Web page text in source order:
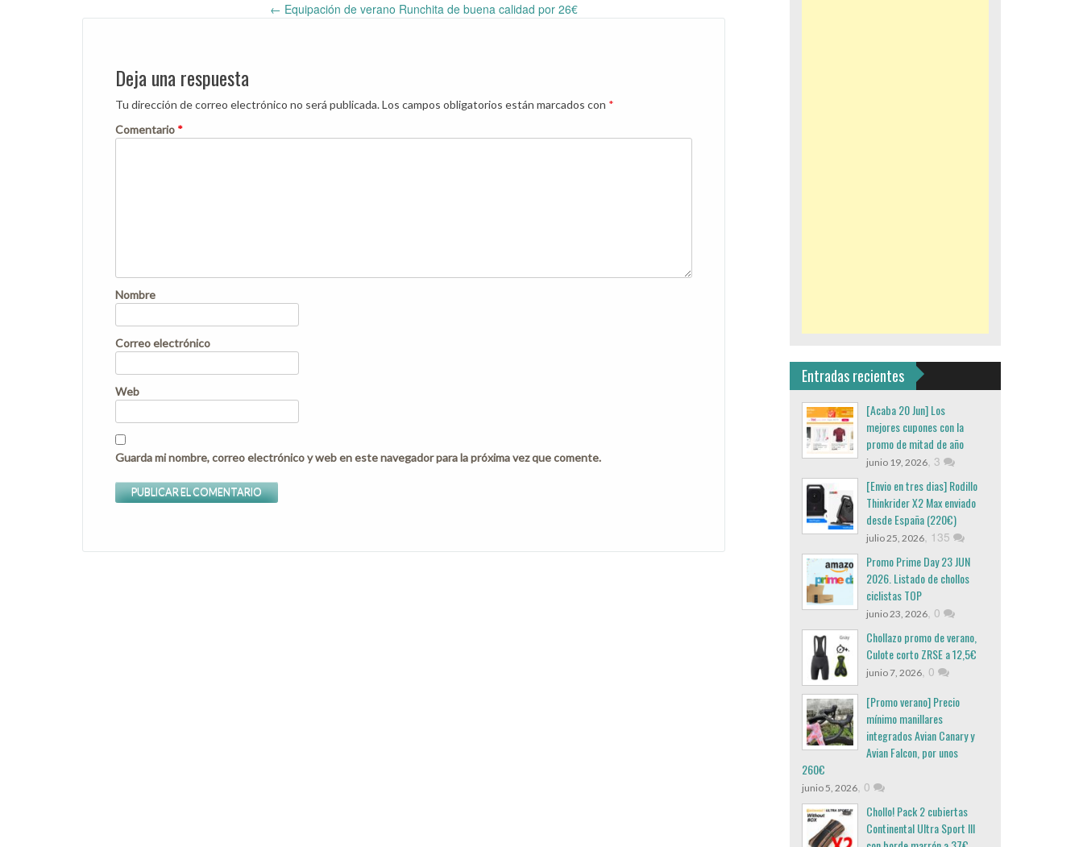
Post
navigation
← Equipación de verano Runchita de buena calidad por 26€
Deja una respuesta
Tu dirección de correo electrónico no será publicada.Los campos obligatorios están marcados con *
Comentario *
Nombre
Correo electrónico
Web
Guarda mi nombre, correo electrónico y web en este navegador para la próxima vez que comente.
Entradas recientes
[Acaba 20 Jun] Los
mejores cupones con la
promo de mitad de año
junio 19, 2026, 3
[Envio en tres dias] Rodillo
Thinkrider X2 Max enviado
desde España (220€)
julio 25, 2026, 135
Promo Prime Day 23 JUN
2026. Listado de chollos
ciclistas TOP
junio 23, 2026, 0
Chollazo promo de verano,
Culote corto ZRSE a 12,5€
junio 7, 2026, 0
[Promo verano] Precio
mínimo manillares
integrados Avian Canary y
Avian Falcon, por unos
260€
junio 5, 2026, 0
Chollo! Pack 2 cubiertas
Continental Ultra Sport III